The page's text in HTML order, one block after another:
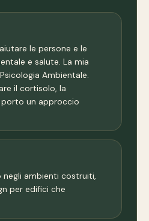
le persone e le
e salute. La mia
Ambientale.
il cortisolo, la
porto un approccio
negli ambienti costruiti,
per edifici che